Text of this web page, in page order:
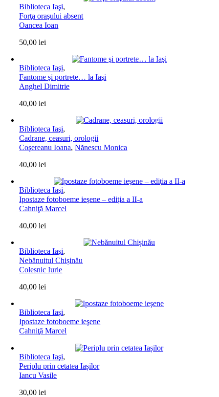
Biblioteca Iaşi,
Forţa oraşului absent
Oancea Ioan
50,00lei
Biblioteca Iaşi,
Fantome şi portrete… la Iaşi
Anghel Dimitrie
40,00lei
Biblioteca Iaşi,
Cadrane, ceasuri, orologii
Coşereanu Ioana,Nănescu Monica
40,00lei
Biblioteca Iaşi,
Ipostaze fotoboeme ieşene – ediţia a II-a
Cahniţă Marcel
40,00lei
Biblioteca Iaşi,
Nebănuitul Chișinău
Colesnic Iurie
40,00lei
Biblioteca Iaşi,
Ipostaze fotoboeme ieşene
Cahniţă Marcel
Biblioteca Iaşi,
Periplu prin cetatea Iașilor
Iancu Vasile
30,00lei